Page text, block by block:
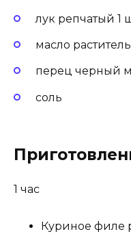
лук репчатый 1
масло
перец черный
соль
1 час
Куриное филе